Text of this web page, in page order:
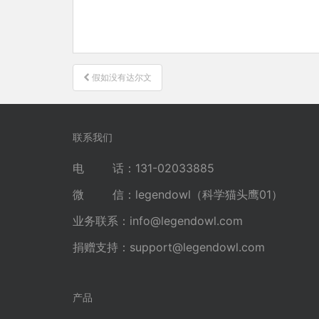
文
章
导
假如没有达尔文
联系我们
电 话：131-02033885
微 信：legendowl（科学猫头鹰01）
业务联系： info@legendowl.com
捐赠支持： support@legendowl.com
产品